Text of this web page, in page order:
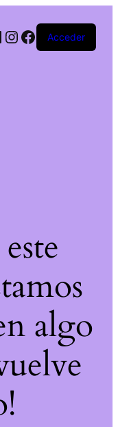
Acceder
algo